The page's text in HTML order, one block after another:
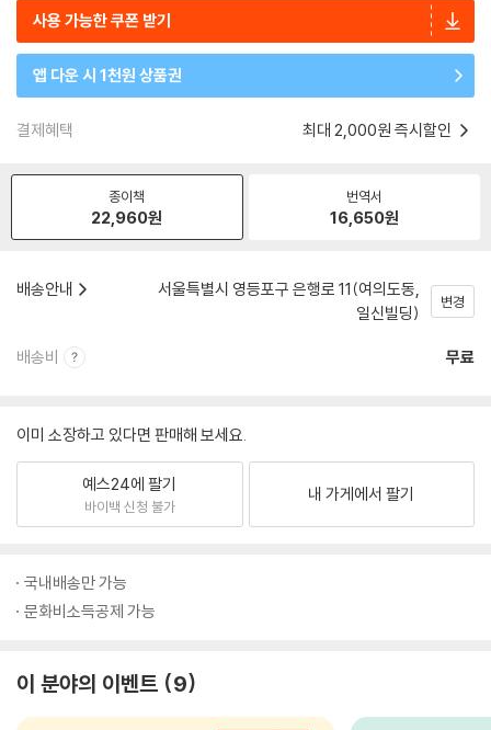
사용 가능한 쿠폰 받기
앱 다운 시 1천원 상품권
결제혜택 최대 2,000원 즉시할인
종이책
22,960원
번역서
16,650원
배송안내
서울특별시 영등포구 은행로 11(여의도동,
일신빌딩)
변경
배송비 무료
이미 소장하고 있다면 판매해 보세요.
예스24에 팔기
바이백 신청 불가
내 가게에서 팔기
국내배송만 가능
문화비소득공제 가능
이 분야의 이벤트 9